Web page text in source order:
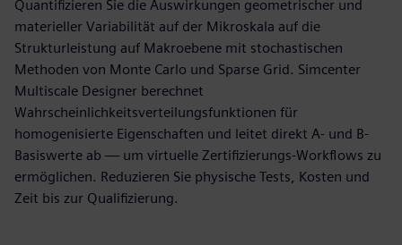
Quantifizieren Sie die Auswirkungen geometrischer und
materieller Variabilität auf der Mikroskala auf die
Strukturleistung auf Makroebene mit stochastischen
Methoden von Monte Carlo und Sparse Grid. Simcenter
Multiscale Designer berechnet
Wahrscheinlichkeitsverteilungsfunktionen für
homogenisierte Eigenschaften und leitet direkt A- und B-
Basiswerte ab — um virtuelle Zertifizierungs-Workflows zu
ermöglichen. Reduzieren Sie physische Tests, Kosten und
Zeit bis zur Qualifizierung.